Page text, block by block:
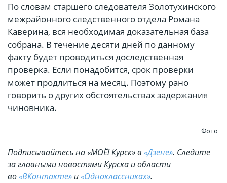
По словам старшего следователя Золотухинского
межрайонного следственного отдела Романа
Каверина, вся необходимая доказательная база
собрана. В течение десяти дней по данному
факту будет проводиться доследственная
проверка. Если понадобится, срок проверки
может продлиться на месяц. Поэтому рано
говорить о других обстоятельствах задержания
чиновника.
Фото:
Подписывайтесь на «МОЁ! Курск» в «Дзене». Cледите
за главными новостями Курска и области
во«ВКонтакте» и«Одноклассниках».